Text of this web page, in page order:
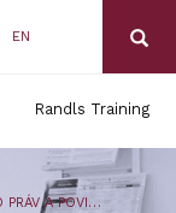
EN
Randls Training
PŘECHOD PRÁV A POVINNOSTÍ Z PRACOVNĚPRÁVNÍCH VZTAHŮ PŘI PŘEVODU PODNIKU